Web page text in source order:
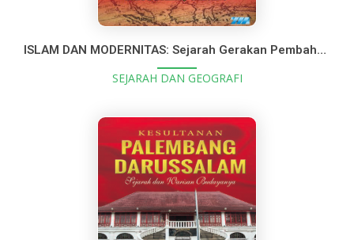
ISLAM DAN MODERNITAS: Sejarah Gerakan Pembaharuan Islam di Indonesia
SEJARAH DAN GEOGRAFI